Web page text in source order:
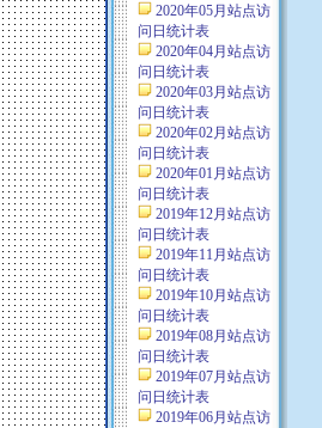
2020年05月站点访
问日统计表
2020年04月站点访
问日统计表
2020年03月站点访
问日统计表
2020年02月站点访
问日统计表
2020年01月站点访
问日统计表
2019年12月站点访
问日统计表
2019年11月站点访
问日统计表
2019年10月站点访
问日统计表
2019年08月站点访
问日统计表
2019年07月站点访
问日统计表
2019年06月站点访